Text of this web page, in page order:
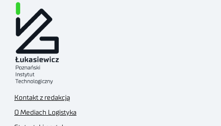
Kontakt z redakcją
O Mediach Logistyka